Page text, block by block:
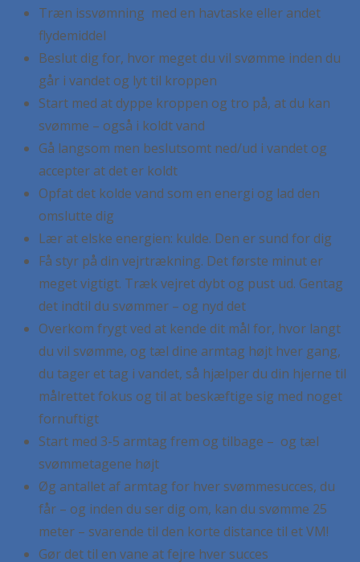
Træn issvømning med en havtaske eller andet
flydemiddel
Beslut dig for, hvor meget du vil svømme inden du
går i vandet og lyt til kroppen
Start med at dyppe kroppen og tro på, at du kan
svømme – også i koldt vand
Gå langsom men beslutsomt ned/ud i vandet og
accepter at det er koldt
Opfat det kolde vand som en energi og lad den
omslutte dig
Lær at elske energien: kulde. Den er sund for dig
Få styr på din vejrtrækning. Det første minut er
meget vigtigt. Træk vejret dybt og pust ud. Gentag
det indtil du svømmer – og nyd det
Overkom frygt ved at kende dit mål for, hvor langt
du vil svømme, og tæl dine armtag højt hver gang,
du tager et tag i vandet, så hjælper du din hjerne til
målrettet fokus og til at beskæftige sig med noget
fornuftigt
Start med 3-5 armtag frem og tilbage – og tæl
svømmetagene højt
Øg antallet af armtag for hver svømmesucces, du
får – og inden du ser dig om, kan du svømme 25
meter – svarende til den korte distance til et VM!
Gør det til en vane at fejre hver succes